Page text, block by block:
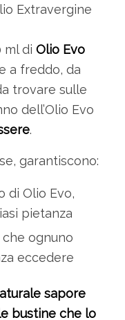
Extravergine
ml di Olio Evo
a freddo, da
trovare sulle
dell’Olio Evo
.
garantiscono:
di Olio Evo,
pietanza
ognuno
eccedere
sapore
bustine che lo